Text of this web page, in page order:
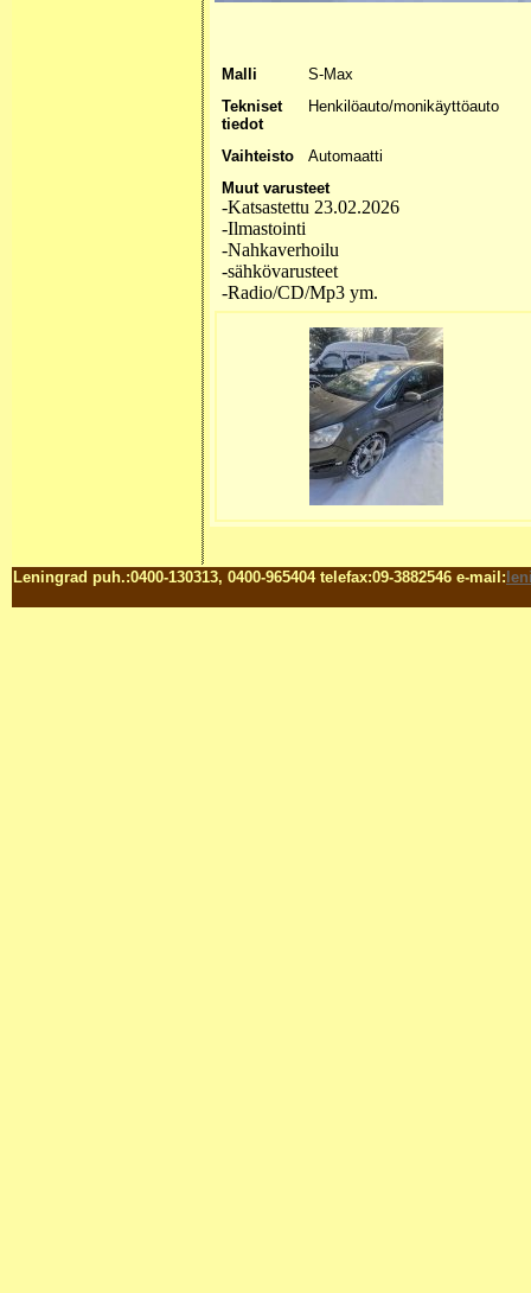
Malli
S-Max
Tekniset
tiedot
Henkilöauto/monikäyttöauto
Vaihteisto
Automaatti
Muut varusteet
-Katsastettu 23.02.2026
-Ilmastointi
-Nahkaverhoilu
-sähkövarusteet
-Radio/CD/Mp3 ym.
Leningrad puh.:0400-130313, 0400-965404 telefax:09-3882546 e-mail: